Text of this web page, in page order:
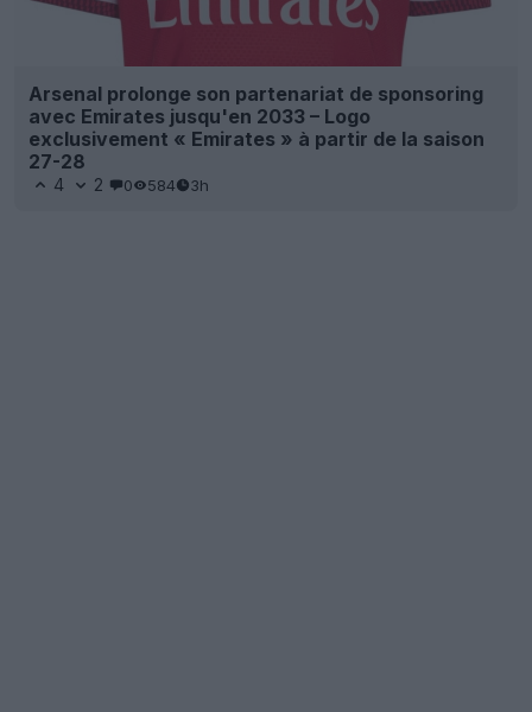
Arsenal prolonge son partenariat de sponsoring
avec Emirates jusqu'en 2033 – Logo
exclusivement « Emirates » à partir de la saison
27-28
4 2 0 584 3h